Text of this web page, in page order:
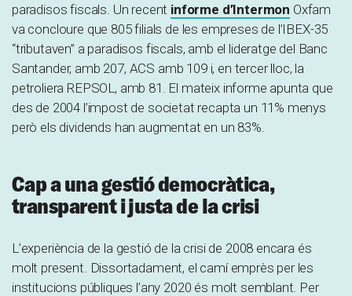
paradisos fiscals. Un recent informe d’Intermon Oxfam
va concloure que 805 filials de les empreses de l’IBEX-35
“tributaven” a paradisos fiscals, amb el lideratge del Banc
Santander, amb 207, ACS amb 109 i, en tercer lloc, la
petroliera REPSOL, amb 81. El mateix informe apunta que
des de 2004 l’impost de societat recapta un 11% menys
però els dividends han augmentat en un 83%.
Cap a una gestió democràtica,
transparent i justa de la crisi
L’experiència de la gestió de la crisi de 2008 encara és
molt present. Dissortadament, el camí emprès per les
institucions públiques l’any 2020 és molt semblant. Per